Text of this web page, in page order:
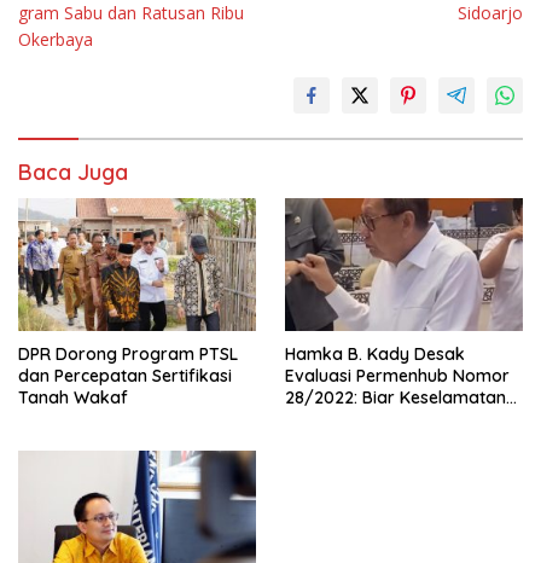
gram Sabu dan Ratusan Ribu
Okerbaya
Sidoarjo
Baca Juga
DPR Dorong Program PTSL
dan Percepatan Sertifikasi
Tanah Wakaf
Hamka B. Kady Desak
Evaluasi Permenhub Nomor
28/2022: Biar Keselamatan